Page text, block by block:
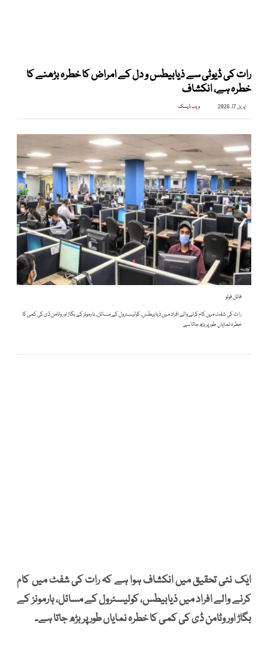
رات کی ڈیوٹی سے ذیابیطس و دل کے امراض کا خطرہ بڑھنے کا
خطرہ ہے، انکشاف
اپریل 17, 2026 ویب ڈیسک
فائل فوٹو
رات کی شفٹ میں کام کرنے والے افراد میں ذیابیطس، کولیسٹرول کے مسائل، ہارمونز کے بگاڑ اور وٹامن ڈی کی کمی کا
خطرہ نمایاں طور پر بڑھ جاتا ہے
ایک نئی تحقیق میں انکشاف ہوا ہے کہ رات کی شفٹ میں کام
کرنے والے افراد میں ذیابیطس، کولیسٹرول کے مسائل، ہارمونز کے
بگاڑ اور وٹامن ڈی کی کمی کا خطرہ نمایاں طور پر بڑھ جاتا ہے۔